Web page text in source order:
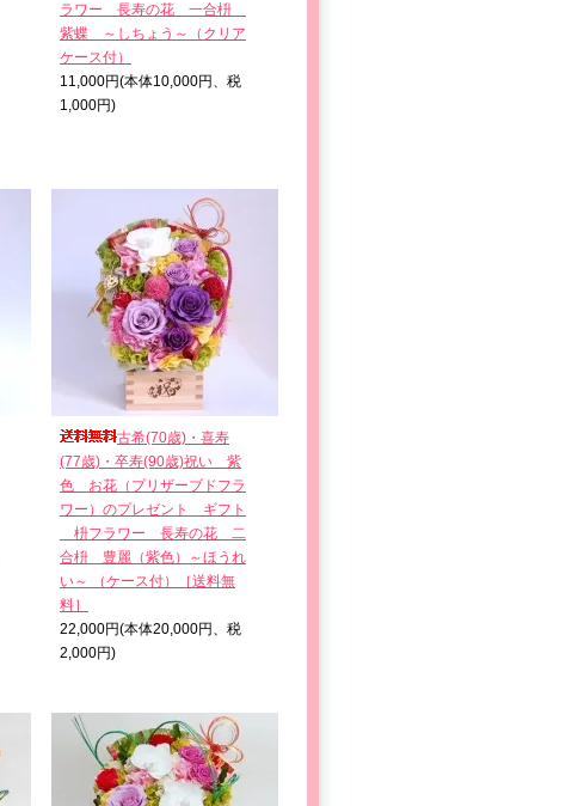
ラワー 長寿の花 一合枡
紫蝶 ～しちょう～（クリア
ケース付）
11,000円(本体10,000円、税
1,000円)
古希(70歳)・喜寿
(77歳)・卒寿(90歳)祝い＿紫
色 お花（プリザーブドフラ
ワー）のプレゼント ギフト
枡フラワー 長寿の花 二
合枡 豊麗（紫色）～ほうれ
い～ （ケース付）［送料無
料］
22,000円(本体20,000円、税
2,000円)